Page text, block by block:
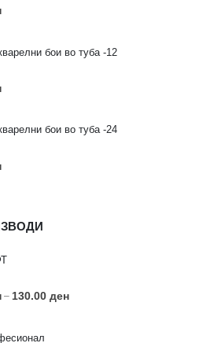
бои во туба -12
бои во туба -24
– 130.00 ден